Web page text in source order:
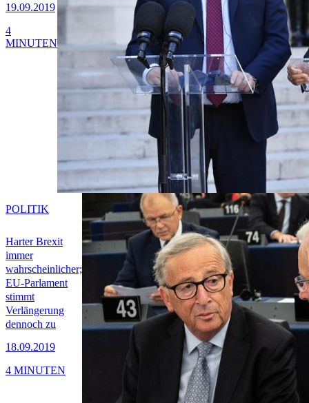
19.09.2019
4
MINUTEN
Harter Brexit
immer
wahrscheinlicher;
EU-Parlament
stimmt
Verlängerung
dennoch zu
18.09.2019
POLITIK
4 MINUTEN